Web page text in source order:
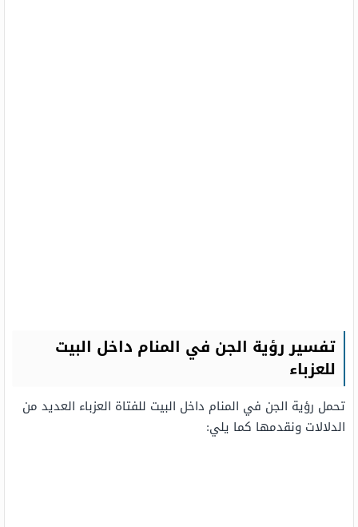
تفسير رؤية الجن في المنام داخل البيت
للعزباء
تحمل رؤية الجن في المنام داخل البيت للفتاة العزباء العديد من
الدلالات ونقدمها كما يلي: